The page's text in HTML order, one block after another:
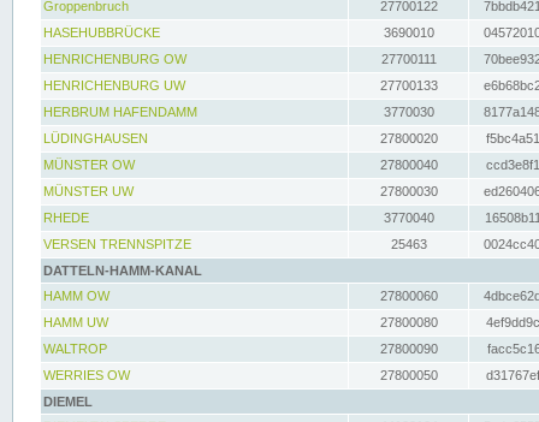
Groppenbruch
27700122
HASEHUBBRÜCKE
3690010
HENRICHENBURG OW
27700111
HENRICHENBURG UW
27700133
HERBRUM HAFENDAMM
3770030
LÜDINGHAUSEN
27800020
MÜNSTER OW
27800040
MÜNSTER UW
27800030
RHEDE
3770040
VERSEN TRENNSPITZE
25463
DATTELN-HAMM-KANAL
HAMM OW
27800060
HAMM UW
27800080
WALTROP
27800090
WERRIES OW
27800050
DIEMEL